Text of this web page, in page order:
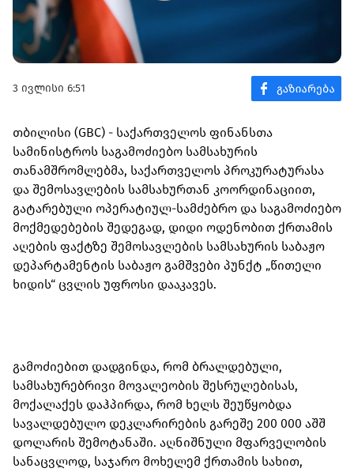
3 ივლისი 6:51
თბილისი (GBC) - საქართველოს ფინანსთა
სამინისტროს საგამოძიებო სამსახურის
თანამშრომლებმა, საქართველოს პროკურატურასა
და შემოსავლების სამსახურთან კოორდინაციით,
გატარებული ოპერატიულ-სამძებრო და საგამოძიებო
მოქმედებების შედეგად, დიდი ოდენობით ქრთამის
აღების ფაქტზე შემოსავლების სამსახურის საბაჟო
დეპარტამენტის საბაჟო გამშვები პუნქტ „წითელი
ხიდის“ ცვლის უფროსი დააკავეს.
გამოძიებით დადგინდა, რომ ბრალდებული,
სამსახურებრივი მოვალეობის შესრულებისას,
მოქალაქეს დაჰპირდა, რომ ხელს შეუწყობდა
სავალდებულო დეკლარირების გარეშე 200 000 აშშ
დოლარის შემოტანაში. აღნიშნული მფარველობის
სანაცვლოდ, საჯარო მოხელემ ქრთამის სახით,